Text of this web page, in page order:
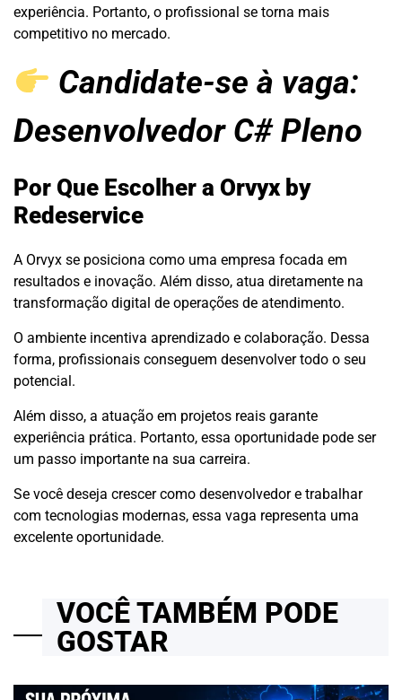
experiência. Portanto, o profissional se torna mais
competitivo no mercado.
Candidate-se à vaga:
Desenvolvedor C# Pleno
Por Que Escolher a Orvyx by
Redeservice
A Orvyx se posiciona como uma empresa focada em
resultados e inovação. Além disso, atua diretamente na
transformação digital de operações de atendimento.
O ambiente incentiva aprendizado e colaboração. Dessa
forma, profissionais conseguem desenvolver todo o seu
potencial.
Além disso, a atuação em projetos reais garante
experiência prática. Portanto, essa oportunidade pode ser
um passo importante na sua carreira.
Se você deseja crescer como desenvolvedor e trabalhar
com tecnologias modernas, essa vaga representa uma
excelente oportunidade.
VOCÊ TAMBÉM PODE
GOSTAR